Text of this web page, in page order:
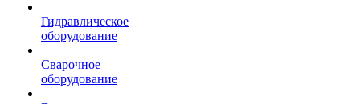
Гидравлическое
оборудование
Сварочное
оборудование